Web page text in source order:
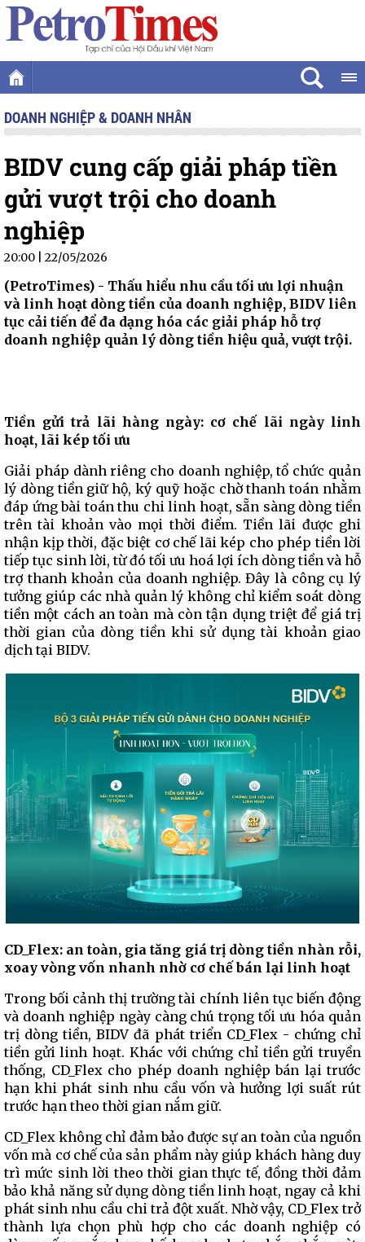
DOANH NGHIỆP & DOANH NHÂN
BIDV cung cấp giải pháp tiền
gửi vượt trội cho doanh
nghiệp
20:00 | 22/05/2026
(PetroTimes) - Thấu hiểu nhu cầu tối ưu lợi nhuận
và linh hoạt dòng tiền của doanh nghiệp, BIDV liên
tục cải tiến để đa dạng hóa các giải pháp hỗ trợ
doanh nghiệp quản lý dòng tiền hiệu quả, vượt trội.
Tiền gửi trả lãi hàng ngày: cơ chế lãi ngày linh
hoạt, lãi kép tối ưu
Giải pháp dành riêng cho doanh nghiệp, tổ chức quản
lý dòng tiền giữ hộ, ký quỹ hoặc chờ thanh toán nhằm
đáp ứng bài toán thu chi linh hoạt, sẵn sàng dòng tiền
trên tài khoản vào mọi thời điểm. Tiền lãi được ghi
nhận kịp thời, đặc biệt cơ chế lãi kép cho phép tiền lời
tiếp tục sinh lời, từ đó tối ưu hoá lợi ích dòng tiền và hỗ
trợ thanh khoản của doanh nghiệp. Đây là công cụ lý
tưởng giúp các nhà quản lý không chỉ kiểm soát dòng
tiền một cách an toàn mà còn tận dụng triệt để giá trị
thời gian của dòng tiền khi sử dụng tài khoản giao
dịch tại BIDV.
CD_Flex: an toàn, gia tăng giá trị dòng tiền nhàn rỗi,
xoay vòng vốn nhanh nhờ cơ chế bán lại linh hoạt
Trong bối cảnh thị trường tài chính liên tục biến động
và doanh nghiệp ngày càng chú trọng tối ưu hóa quản
trị dòng tiền, BIDV đã phát triển CD_Flex - chứng chỉ
tiền gửi linh hoạt. Khác với chứng chỉ tiền gửi truyền
thống, CD_Flex cho phép doanh nghiệp bán lại trước
hạn khi phát sinh nhu cầu vốn và hưởng lợi suất rút
trước hạn theo thời gian nắm giữ.
CD_Flex không chỉ đảm bảo được sự an toàn của nguồn
vốn mà cơ chế của sản phẩm này giúp khách hàng duy
trì mức sinh lời theo thời gian thực tế, đồng thời đảm
bảo khả năng sử dụng dòng tiền linh hoạt, ngay cả khi
phát sinh nhu cầu chi trả đột xuất. Nhờ vậy, CD_Flex trở
thành lựa chọn phù hợp cho các doanh nghiệp có